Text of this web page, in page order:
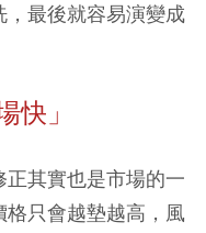
最後就容易演變成
快」
其實也是市場的一
只會越墊越高，風